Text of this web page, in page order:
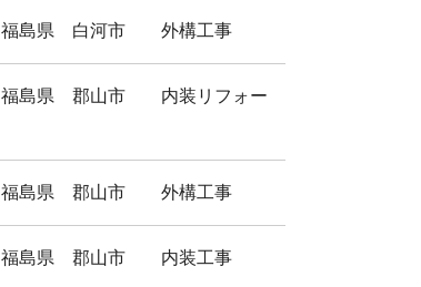
福島県 白河市 外構工事
福島県 郡山市 内装リフォー
福島県 郡山市 外構工事
福島県 郡山市 内装工事